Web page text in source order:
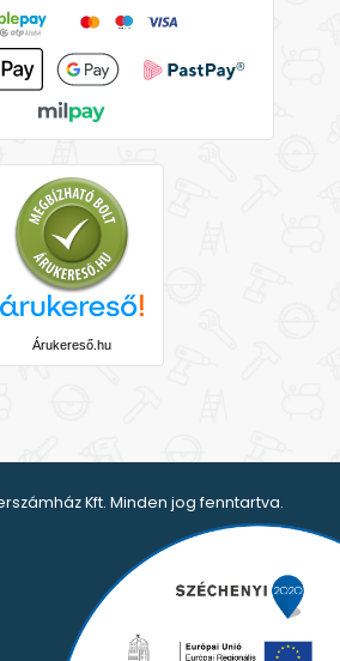
Árukereső.hu
Kft. Minden jog fenntartva.